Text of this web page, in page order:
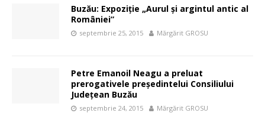
Buzău: Expoziție „Aurul și argintul antic al
României”
septembrie 25, 2015 Mărgărit GROSU
Petre Emanoil Neagu a preluat
prerogativele preşedintelui Consiliului
Judeţean Buzău
septembrie 24, 2015 Mărgărit GROSU